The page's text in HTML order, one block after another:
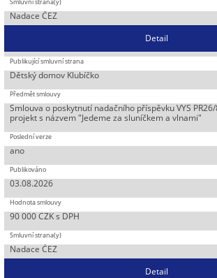
Nadace ČEZ
Detail
Dětský domov Klubíčko
Smlouva o poskytnutí nadačního příspěvku VYS
projekt s názvem "Jedeme za sluníčkem a vlnami"
ano
03.08.2026
90 000 CZK s DPH
Nadace ČEZ
Detail